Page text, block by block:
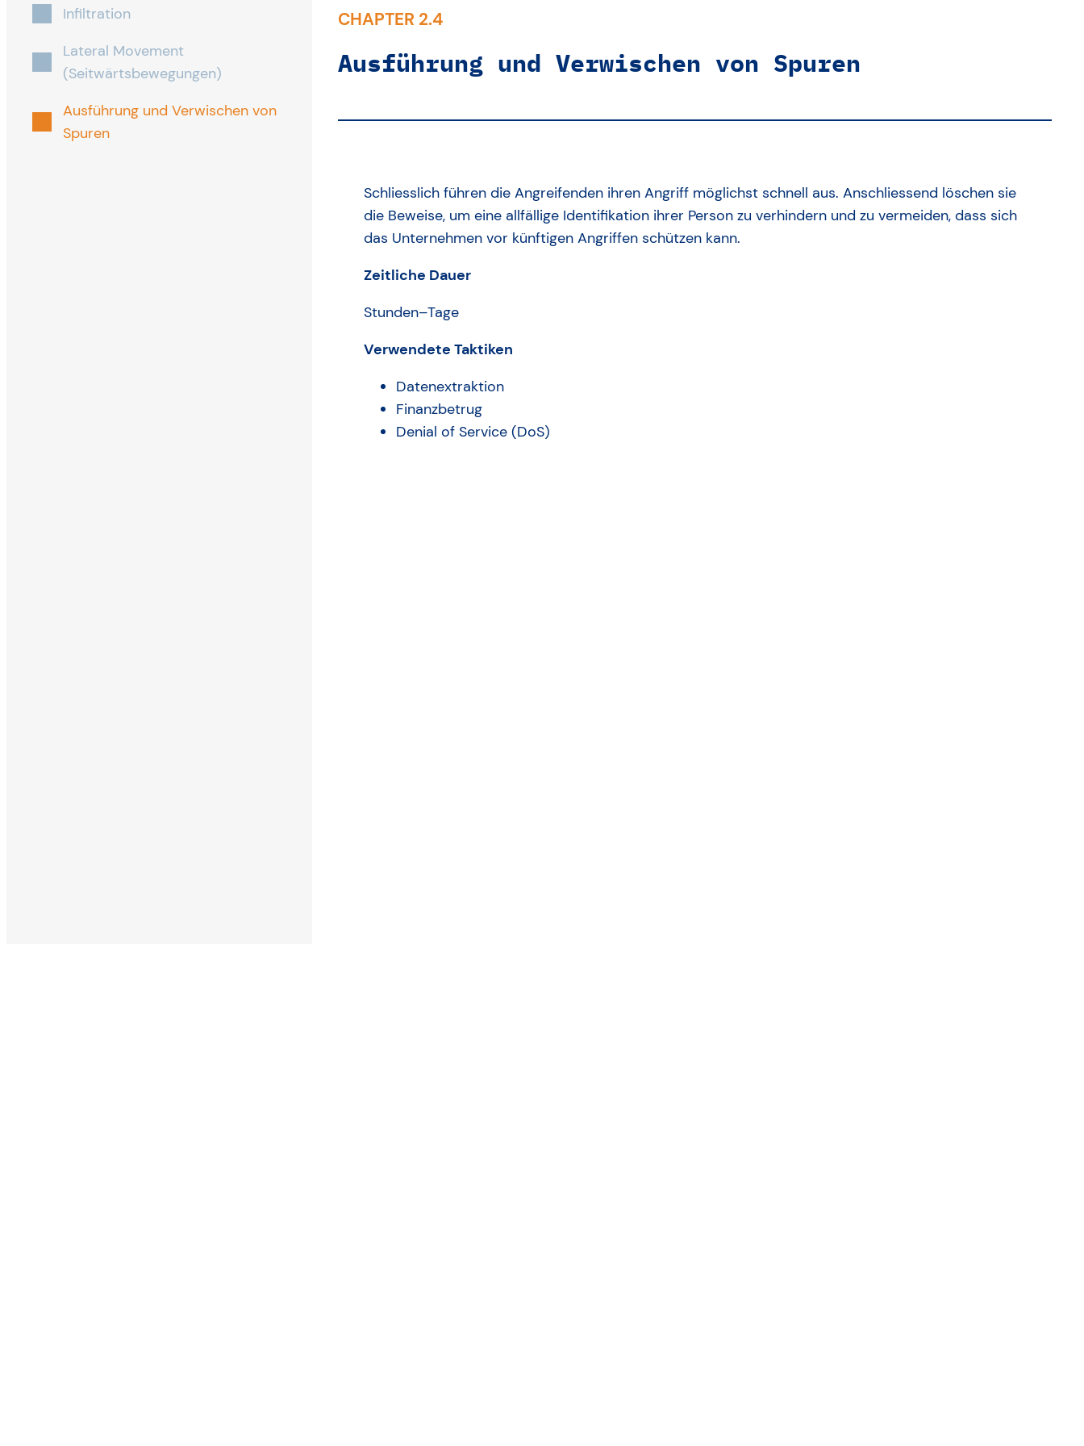
Infiltration
Lateral Movement
(Seitwärtsbewegungen)
Ausführung und Verwischen von
Spuren
CHAPTER 2.4
Ausführung und Verwischen von Spuren
Schliesslich führen die Angreifenden ihren Angriff möglichst schnell aus. Anschliessend löschen sie
die Beweise, um eine allfällige Identifikation ihrer Person zu verhindern und zu vermeiden, dass sich
das Unternehmen vor künftigen Angriffen schützen kann.
Zeitliche Dauer
Stunden–Tage
Verwendete Taktiken
Datenextraktion
Finanzbetrug
Denial of Service (DoS)